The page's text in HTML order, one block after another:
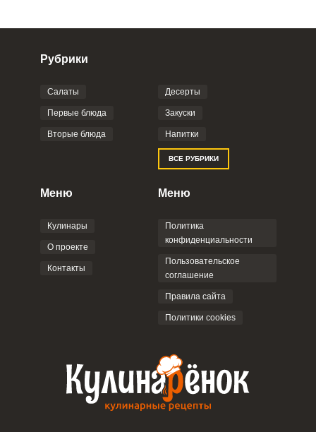
Фото до 4 шт, до 5 mb
Отправляя эту форму, вы соглашаетесь с
Политикой
Пользовательским
соглашением
Рубрики
Салаты
Первые блюда
Вторые блюда
Десерты
Закуски
Напитки
ВСЕ РУБРИКИ
Меню
Кулинары
О проекте
Контакты
Меню
Политика
конфиденциальности
Пользовательское
соглашение
Правила сайта
Политики cookies